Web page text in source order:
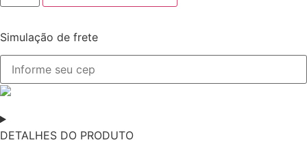
Simulação de frete
DETALHES DO PRODUTO